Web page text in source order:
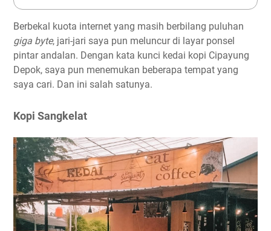
Berbekal kuota internet yang masih berbilang puluhan
giga byte, jari-jari saya pun meluncur di layar ponsel
pintar andalan. Dengan kata kunci kedai kopi Cipayung
Depok, saya pun menemukan beberapa tempat yang
saya cari. Dan ini salah satunya.
Kopi Sangkelat